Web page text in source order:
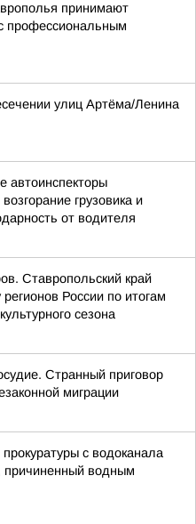
принимают
профессиональным
улиц Артёма/Ленина
автоинспекторы
грузовика и
от водителя
Ставропольский край
России по итогам
сезона
Странный приговор
миграции
с водоканала
причиненный водным